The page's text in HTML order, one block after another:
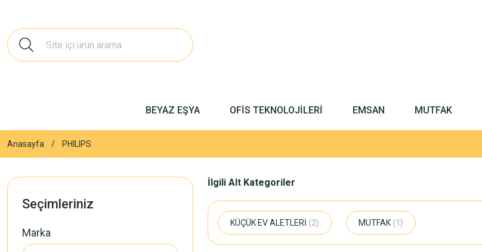
BEYAZ EŞYA OFİS TEKNOLOJİLERİ EMSAN MUTFAK
Anasayfa PHILIPS
Seçimleriniz
Marka
İlgili Alt Kategoriler
KÜÇÜK EV ALETLERİ (2) MUTFAK (1)